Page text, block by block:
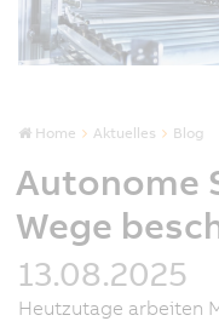
Home Aktuelles Blog
Autonome
Wege
13.08.2025
Heutzutage arbeiten